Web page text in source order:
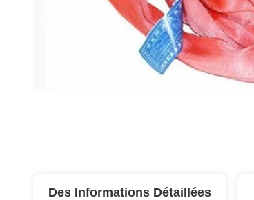
Des Informations Détaillées